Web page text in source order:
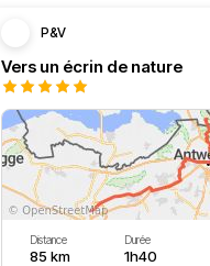
P&V
Vers un écrin de nature
Distance
85 km
Durée
1h40